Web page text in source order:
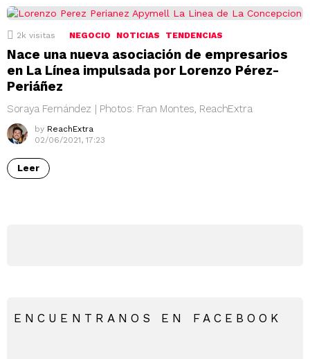
2k visitas NEGOCIO NOTICIAS TENDENCIAS
Nace una nueva asociación de empresarios
en La Línea impulsada por Lorenzo Pérez-
Periáñez
Soraya Fernández | Photos: Fran Montes, ReachExtra
by ReachExtra
02/06/2021, 17:23
Leer
ENCUENTRANOS EN FACEBOOK